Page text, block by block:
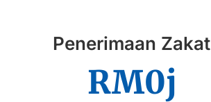
Penerimaan Zakat
RM0j